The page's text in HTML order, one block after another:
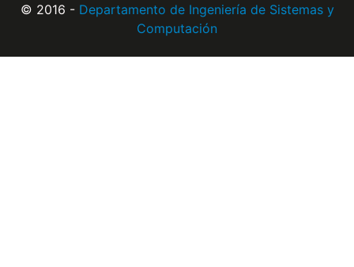
© 2016 - Departamento de Ingeniería de Sistemas y
Computación